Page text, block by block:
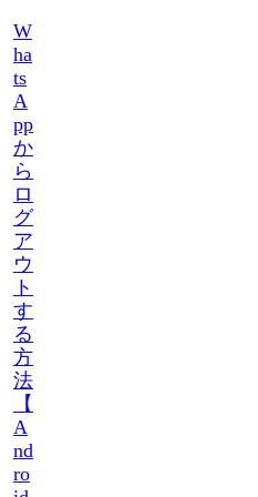
W
ha
ts
A
pp
か
ら
ロ
グ
ア
ウ
ト
す
る
方
法
【
A
nd
ro